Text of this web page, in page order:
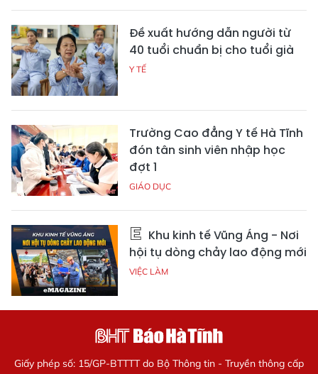
Đề xuất hướng dẫn người từ
40 tuổi chuẩn bị cho tuổi già
Y TẾ
Trường Cao đẳng Y tế Hà Tĩnh
đón tân sinh viên nhập học
đợt 1
GIÁO DỤC
Khu kinh tế Vũng Áng - Nơi
hội tụ dòng chảy lao động mới
VIỆC LÀM
Giấy phép số: 15/GP-BTTTT do Bộ Thông tin - Truyền thông cấp